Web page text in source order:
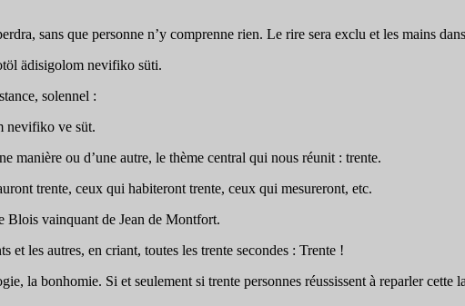
sans que personne n’y comprenne rien. Le rire sera exclu et les mains
ädisigolom nevifiko süti.
solennel :
nevifiko ve süt.
manière ou d’une autre, le thème central qui nous réunit : trente.
trente, ceux qui habiteront trente, ceux qui mesureront, etc.
Blois vainquant de Jean de Montfort.
et les autres, en criant, toutes les trente secondes : Trente !
la bonhomie. Si et seulement si trente personnes réussissent à reparler cette